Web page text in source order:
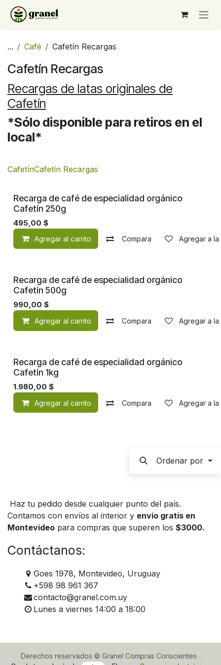
Ir al contenido
... Café Cafetín Recargas
Cafetín Recargas
Recargas de latas originales de
Cafetín
*Sólo disponible para retiros en el
local*
CafetínCafetín Recargas
Recarga de café de especialidad orgánico
Cafetín 250g
495,00 $
Agregar al carrito Compara Agregar a
Recarga de café de especialidad orgánico
Cafetín 500g
990,00 $
Agregar al carrito Compara Agregar a
Recarga de café de especialidad orgánico
Cafetín 1kg
1.980,00 $
Agregar al carrito Compara Agregar a
Ordenar por
Haz tu pedido desde cualquier punto del país.
Contamos con envíos al interior y envío gratis en
Montevideo para compras que superen los $3000.
Contáctanos:
Goes 1978, Montevideo, Uruguay
+598 98 961 367
contacto@granel.com.uy
Lunes a viernes 14:00 a 18:00
Derechos reservados © Granel Compras Conscientes